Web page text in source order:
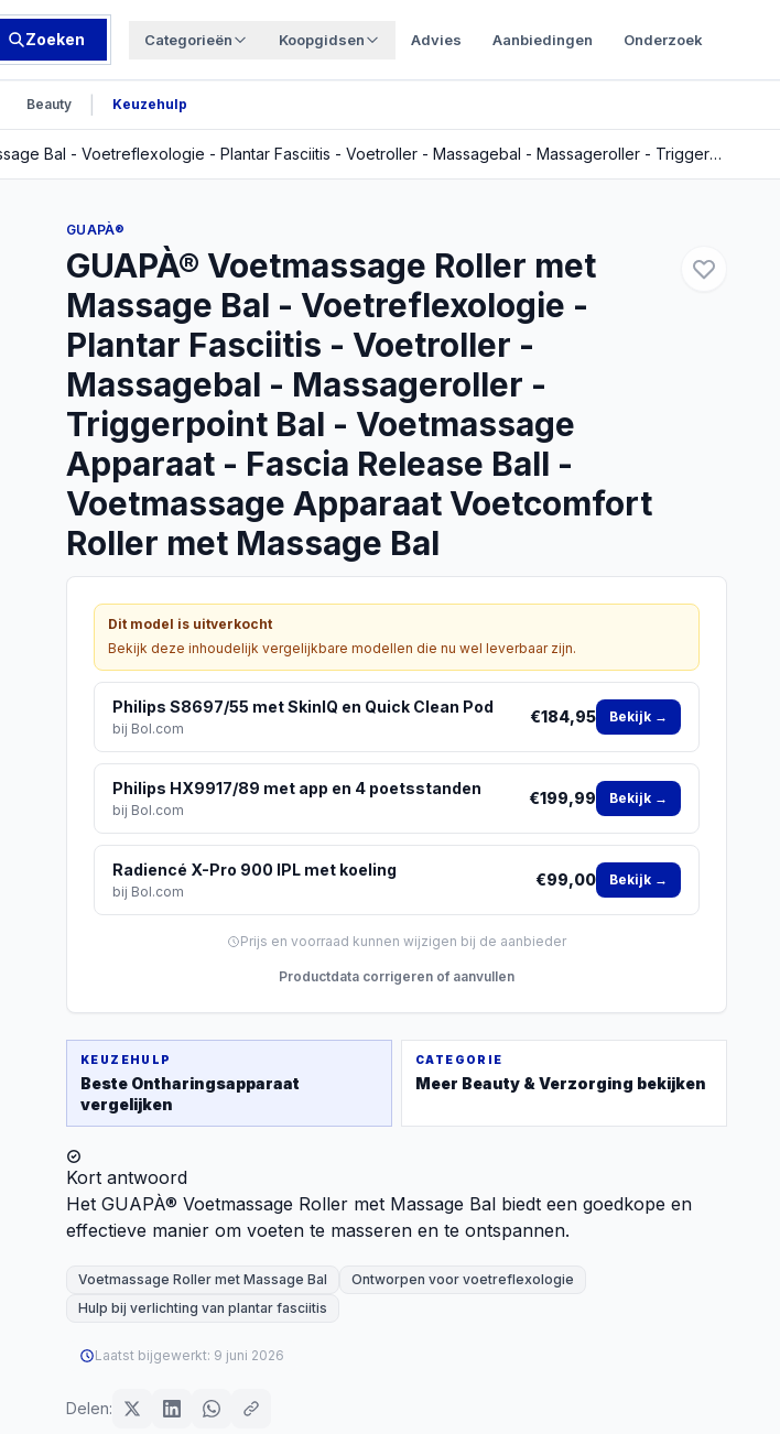
Zoeken Categorieën Koopgidsen Advies Aanbiedingen Onderzoek
Beauty Keuzehulp
GUAPÀ® Voetmassage Roller met Massage Bal - Voetreflexologie - Plantar Fasciitis - Voetroller - Massagebal - Massageroller - Triggerpoint Bal - Voetmassage Apparaat - Fascia Release Ball - Voetmassage Apparaat Voetcomfort Roller met Massage Bal
GUAPÀ®
GUAPÀ® Voetmassage Roller met
Massage Bal - Voetreflexologie -
Plantar Fasciitis - Voetroller -
Massagebal - Massageroller -
Triggerpoint Bal - Voetmassage
Apparaat - Fascia Release Ball -
Voetmassage Apparaat Voetcomfort
Roller met Massage Bal
Dit model is uitverkocht
Bekijk deze inhoudelijk vergelijkbare modellen die nu wel leverbaar zijn.
Philips S8697/55 met SkinIQ en Quick Clean Pod
bij Bol.com
€184,95 Bekijk →
Philips HX9917/89 met app en 4 poetsstanden
bij Bol.com
€199,99 Bekijk →
Radiencé X-Pro 900 IPL met koeling
bij Bol.com
€99,00 Bekijk →
Prijs en voorraad kunnen wijzigen bij de aanbieder
Productdata corrigeren of aanvullen
KEUZEHULP
Beste Ontharingsapparaat
vergelijken
CATEGORIE
Meer Beauty & Verzorging bekijken
Kort antwoord
Het GUAPÀ® Voetmassage Roller met Massage Bal biedt een goedkope en
effectieve manier om voeten te masseren en te ontspannen.
Voetmassage Roller met Massage Bal
Ontworpen voor voetreflexologie
Hulp bij verlichting van plantar fasciitis
Laatst bijgewerkt: 9 juni 2026
Delen: